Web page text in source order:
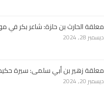
معلقة الحارث بن حلزة: شاعر بكر في
ديسمبر 28, 2024
معلقة زهير بن أبي سلمى: سيرة
ديسمبر 20, 2024